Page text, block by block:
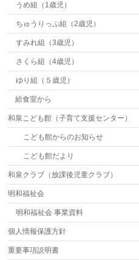
うめ組（1歳児）
ちゅうりっぷ組（2歳児）
すみれ組（3歳児）
さくら組（4歳児）
ゆり組（５歳児）
給食室から
和泉こども館（子育て支援センター）
こども館からのお知らせ
こども館だより
和泉クラブ（放課後児童クラブ）
明和福祉会
明和福祉会 事業資料
個人情報保護方針
重要事項説明書